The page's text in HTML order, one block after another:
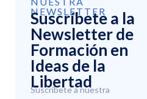
NEWSLETTER
Suscríbete a la
Newsletter de
Formación en
Ideas de la
Libertad
Suscríbete a nuestra